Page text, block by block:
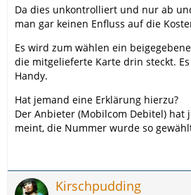
Da dies unkontrolliert und nur ab
man gar keinen Enfluss auf die
Es wird zum wählen ein
die mitgelieferte Karte drin steckt.
Handy.
Hat jemand eine Erklärung hierzu?
Der Anbieter (Mobilcom Debitel) hat
meint, die Nummer wurde so
Kirschpudding